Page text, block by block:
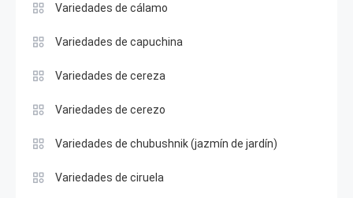
Variedades de cálamo
Variedades de capuchina
Variedades de cereza
Variedades de cerezo
Variedades de chubushnik (jazmín de jardín)
Variedades de ciruela